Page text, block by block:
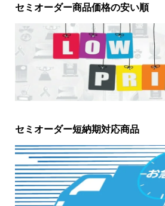
セミオーダー商品価格の安い順
セミオーダー短納期対応商品